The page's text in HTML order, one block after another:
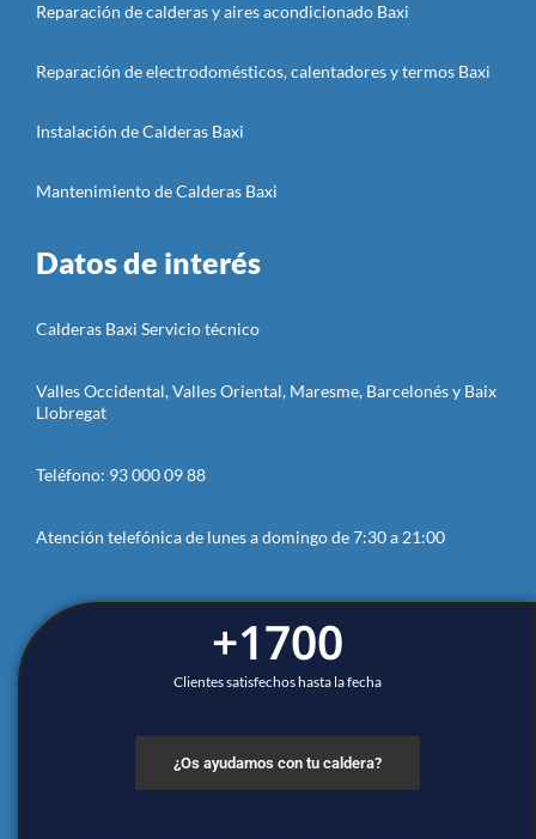
Reparación de calderas y aires acondicionado Baxi
Reparación de electrodomésticos, calentadores y termos Baxi
Instalación de Calderas Baxi
Mantenimiento de Calderas Baxi
Datos de interés
Calderas Baxi Servicio técnico
Valles Occidental, Valles Oriental, Maresme, Barcelonés y Baix
Llobregat
Teléfono: 93 000 09 88
Atención telefónica de lunes a domingo de 7:30 a 21:00
Clientes satisfechos hasta la fecha
+1700
¿Os ayudamos con tu caldera?